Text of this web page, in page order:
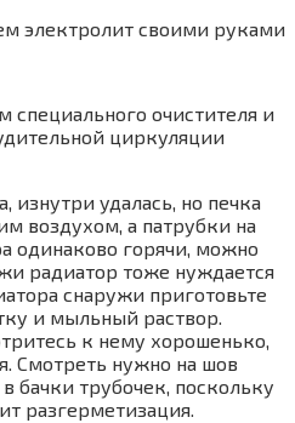
электролит своими руками
специального очистителя и
циркуляции
изнутри удалась, но печка
воздухом, а патрубки на
одинаково горячи, можно
радиатор тоже нуждается
снаружи приготовьте
и мыльный раствор.
к нему хорошенько,
Смотреть нужно на шов
бачки трубочек, поскольку
разгерметизация.